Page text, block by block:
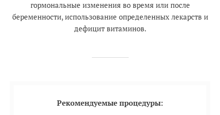
гормональные изменения во время или после
беременности, использование определенных лекарств и
дефицит витаминов.
Рекомендуемые процедуры: